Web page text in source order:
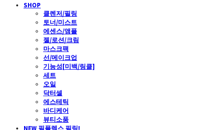
SHOP
클렌저/필링
토너/미스트
에센스/앰플
젤/로션/크림
마스크팩
선/메이크업
기능성[미백/링클]
세트
오일
닥터셀
에스테틱
바디케어
뷰티소품
NEW 필플렉스 필링!